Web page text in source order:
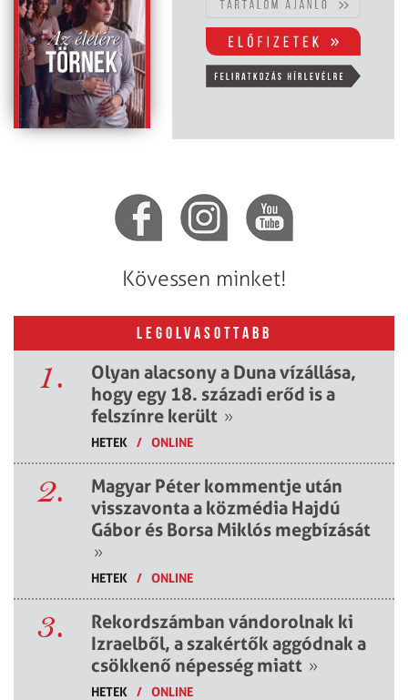
Kövessen minket!
LEGOLVASOTTABB
1.
Olyan alacsony a Duna vízállása,
hogy egy 18. századi erőd is a
felszínre került »
HETEK / ONLINE
2.
Magyar Péter kommentje után
visszavonta a közmédia Hajdú
Gábor és Borsa Miklós megbízását
»
HETEK / ONLINE
3.
Rekordszámban vándorolnak ki
Izraelből, a szakértők aggódnak a
csökkenő népesség miatt »
HETEK / ONLINE